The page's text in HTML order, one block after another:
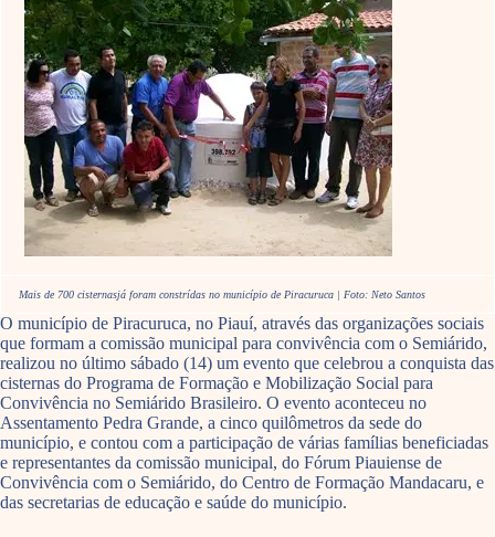
Mais de 700 cisternasjá foram constrídas no município de Piracuruca | Foto: Neto Santos
O município de Piracuruca, no Piauí, através das organizações sociais
que formam a comissão municipal para convivência com o Semiárido,
realizou no último sábado (14) um evento que celebrou a conquista das
cisternas do Programa de Formação e Mobilização Social para
Convivência no Semiárido Brasileiro. O evento aconteceu no
Assentamento Pedra Grande, a cinco quilômetros da sede do
município, e contou com a participação de várias famílias beneficiadas
e representantes da comissão municipal, do Fórum Piauiense de
Convivência com o Semiárido, do Centro de Formação Mandacaru, e
das secretarias de educação e saúde do município.